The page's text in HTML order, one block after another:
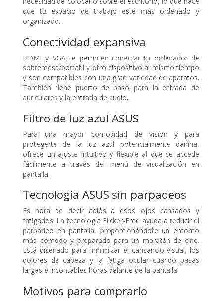
que tu espacio de trabajo esté más ordenado y
organizado.
Conectividad expansiva
HDMI y VGA te permiten conectar tu ordenador de
sobremesa/portátil y otro dispositivo al mismo tiempo
y son compatibles con una gran variedad de aparatos.
También tiene puerto de paso para la entrada de
auriculares y la entrada de audio.
Filtro de luz azul ASUS
Para una mayor comodidad de visión y para
protegerte de la luz azul potencialmente dañina,
ofrece un ajuste intuitivo y flexible al que se accede
fácilmente a través del menú de visualización en
pantalla.
Tecnología ASUS sin parpadeos
Es hora de decir adiós a esos ojos cansados y
fatigados. La tecnología Flicker-Free ayuda a reducir el
parpadeo en pantalla, proporcionándote un entorno
más cómodo y preparado para un maratón de cine.
Está diseñado para minimizar el cansancio visual, los
dolores de cabeza y la fatiga ocular cuando pasas
largas e incontables horas delante de la pantalla.
Motivos para comprarlo